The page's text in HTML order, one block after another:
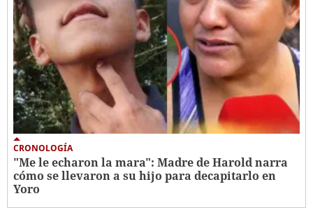
CRONOLOGÍA
"Me le echaron la mara": Madre de Harold narra
cómo se llevaron a su hijo para decapitarlo en
Yoro